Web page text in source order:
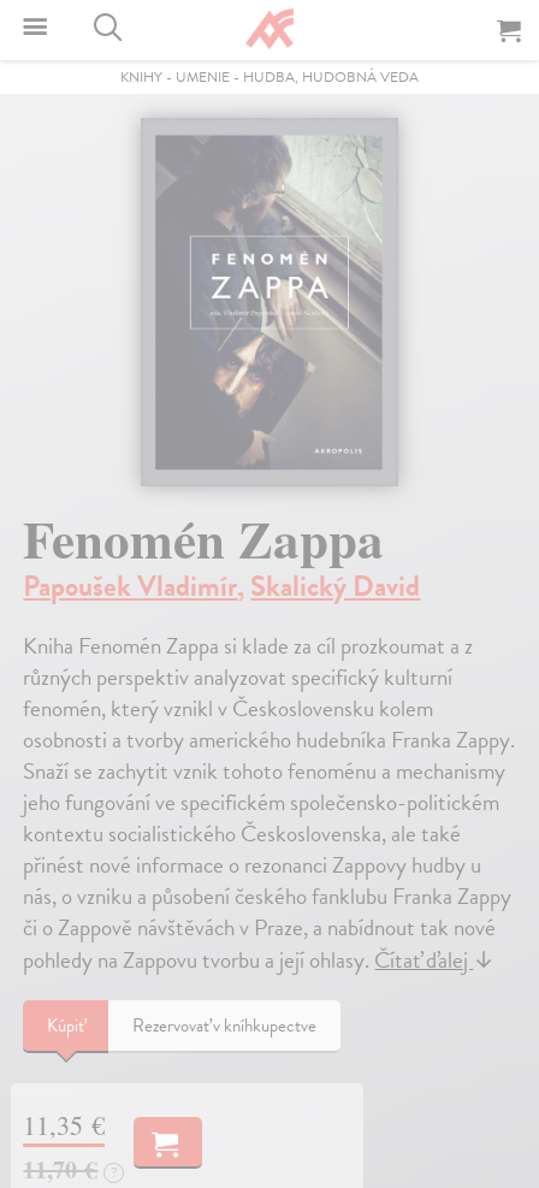
KNIHY - UMENIE - HUDBA, HUDOBNÁ VEDA
Fenomén Zappa
Papoušek Vladimír,Skalický David
Kniha Fenomén Zappa si klade za cíl prozkoumat a z
různých perspektiv analyzovat specifický kulturní
fenomén, který vznikl v Československu kolem
osobnosti a tvorby amerického hudebníka Franka Zappy.
Snaží se zachytit vznik tohoto fenoménu a mechanismy
jeho fungování ve specifickém společensko-politickém
kontextu socialistického Československa, ale také
přinést nové informace o rezonanci Zappovy hudby u
nás, o vzniku a působení českého fanklubu Franka Zappy
či o Zappově návštěvách v Praze, a nabídnout tak nové
pohledy na Zappovu tvorbu a její ohlasy.Čítať ďalej↓
Kúpiť Rezervovať v kníhkupectve
11,35 €
11,70 €
?